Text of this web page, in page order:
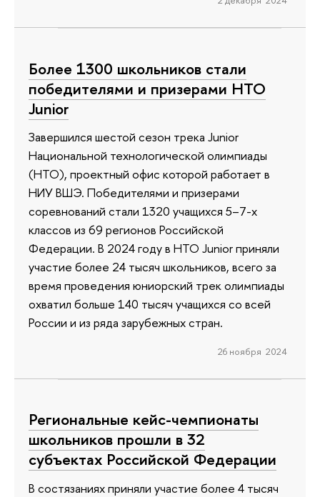
Более 1300 школьников стали
победителями и призерами НТО
Junior
Завершился шестой сезон трека Junior
Национальной технологической олимпиады
(НТО), проектный офис которой работает в
НИУ ВШЭ. Победителями и призерами
соревнований стали 1320 учащихся 5–7-х
классов из 69 регионов Российской
Федерации. В 2024 году в НТО Junior приняли
участие более 24 тысяч школьников, всего за
время проведения юниорский трек олимпиады
охватил больше 140 тысяч учащихся со всей
России и из ряда зарубежных стран.
26 ноября 2024
Региональные кейс-чемпионаты
школьников прошли в 32
субъектах Российской Федерации
В состязаниях приняли участие более 4 тысяч